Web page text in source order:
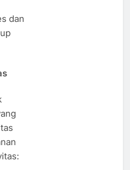
dan